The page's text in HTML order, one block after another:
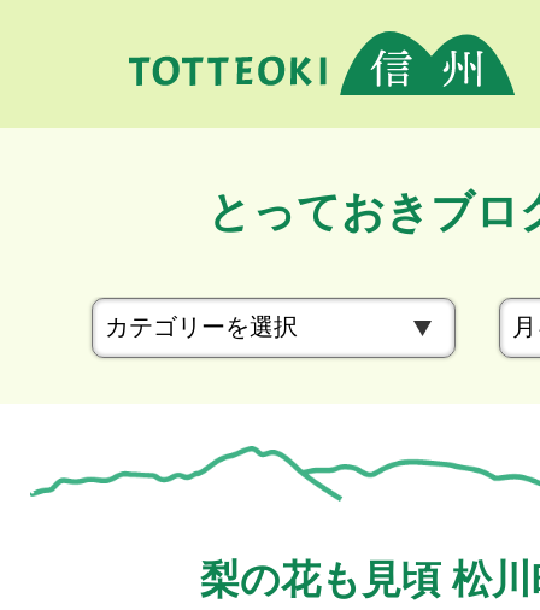
とっておきブロ
カ
テ
リ
ー
梨の花も見頃 松